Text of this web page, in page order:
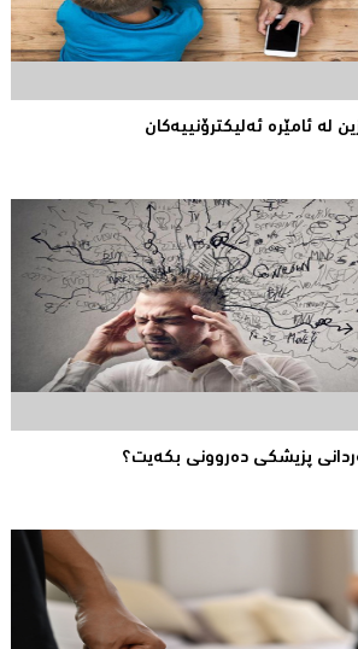
لە ئامێرە ئەلیکترۆنییەکان
پزیشکی دەروونی بکەیت؟